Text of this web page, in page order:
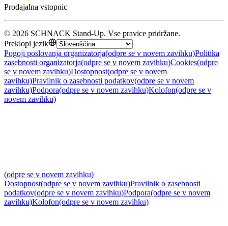
Prodajalna vstopnic
© 2026 SCHNACK Stand-Up. Vse pravice pridržane.
Preklopi jezik
Pogoji poslovanja organizatorja(odpre se v novem zavihku)Politika
zasebnosti organizatorja(odpre se v novem zavihku)Cookies(odpre
se v novem zavihku)Dostopnost(odpre se v novem
zavihku)Pravilnik o zasebnosti podatkov(odpre se v novem
zavihku)Podpora(odpre se v novem zavihku)Kolofon(odpre se v
novem zavihku)
(odpre se v novem zavihku)
Dostopnost(odpre se v novem zavihku)Pravilnik o zasebnosti
podatkov(odpre se v novem zavihku)Podpora(odpre se v novem
zavihku)Kolofon(odpre se v novem zavihku)